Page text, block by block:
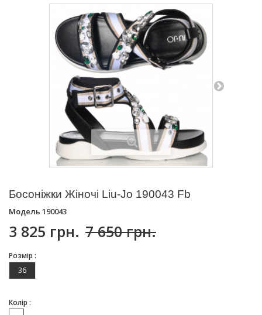
Босоніжки Жіночі Liu-Jo 190043 Fb
Модель 190043
3 825 грн. 7 650 грн.
Розмір :
36
Колір :